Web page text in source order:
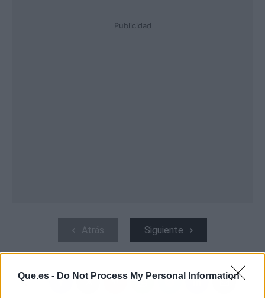
Que.es - Do Not Process My Personal Information
Publicidad
Atrás Siguiente